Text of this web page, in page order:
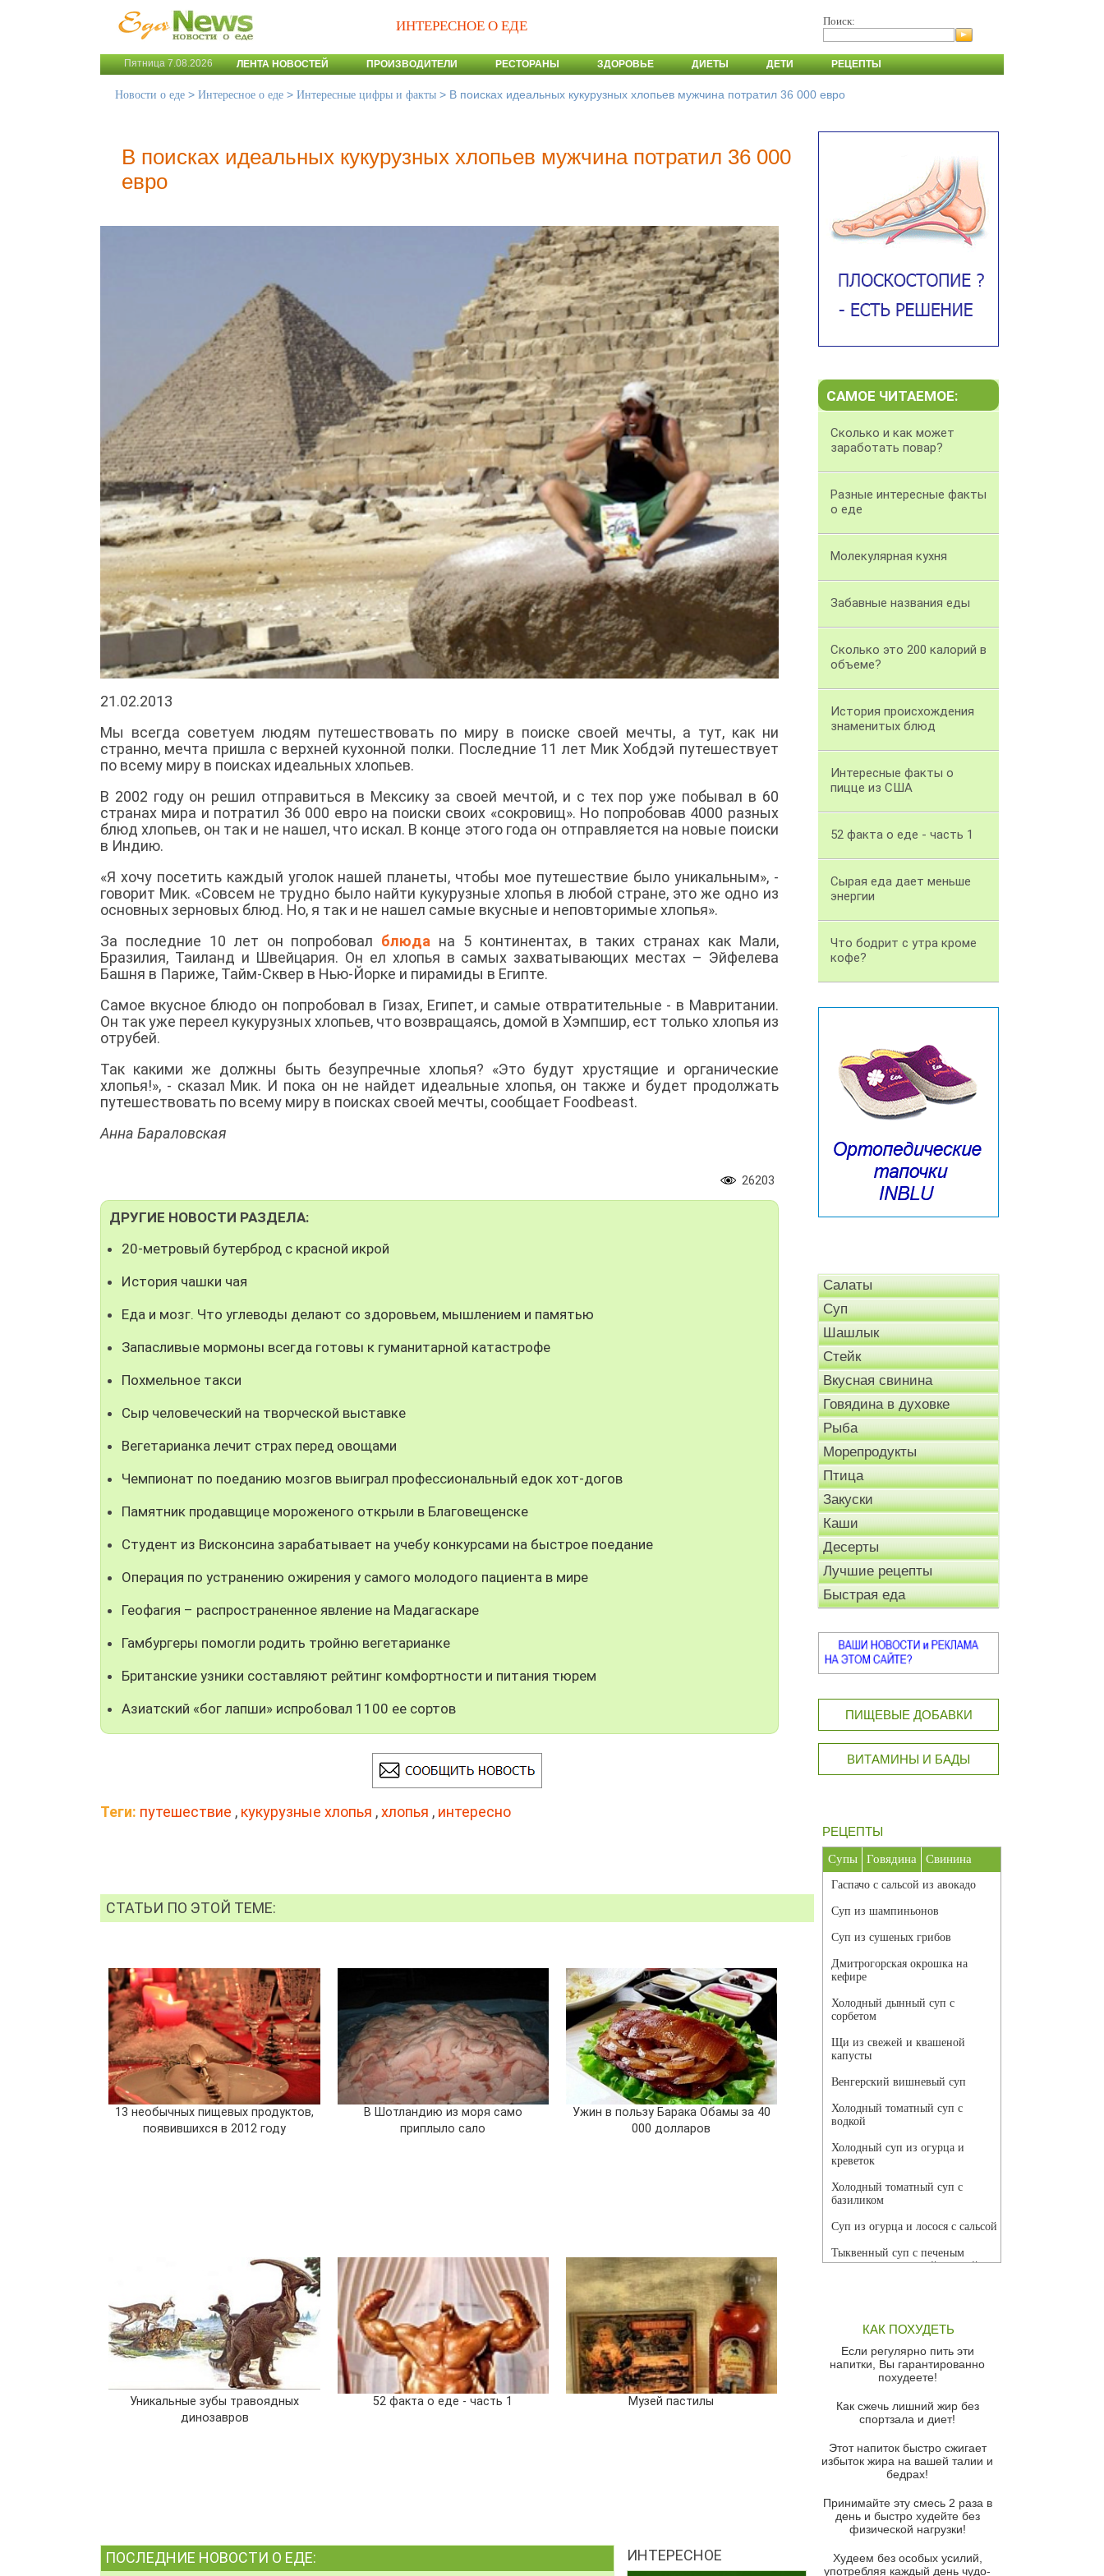
ИНТЕРЕСНОЕ О ЕДЕ Поиск:
Пятница 7.08.2026 ЛЕНТА НОВОСТЕЙ ПРОИЗВОДИТЕЛИ РЕСТОРАНЫ ЗДОРОВЬЕ ДИЕТЫ ДЕТИ РЕЦЕПТЫ
Новости о еде > Интересное о еде > Интересные цифры и факты > В поисках идеальных кукурузных хлопьев мужчина потратил 36 000 евро
В поисках идеальных кукурузных хлопьев мужчина потратил 36 000
евро
21.02.2013
Мы всегда советуем людям путешествовать по миру в поиске своей мечты, а тут, как ни
странно, мечта пришла с верхней кухонной полки. Последние 11 лет Мик Хобдэй путешествует
по всему миру в поисках идеальных хлопьев.
В 2002 году он решил отправиться в Мексику за своей мечтой, и с тех пор уже побывал в 60
странах мира и потратил 36 000 евро на поиски своих «сокровищ». Но попробовав 4000 разных
блюд хлопьев, он так и не нашел, что искал. В конце этого года он отправляется на новые поиски
в Индию.
«Я хочу посетить каждый уголок нашей планеты, чтобы мое путешествие было уникальным», -
говорит Мик. «Совсем не трудно было найти кукурузные хлопья в любой стране, это же одно из
основных зерновых блюд. Но, я так и не нашел самые вкусные и неповторимые хлопья».
За последние 10 лет он попробовал блюда на 5 континентах, в таких странах как Мали,
Бразилия, Таиланд и Швейцария. Он ел хлопья в самых захватывающих местах – Эйфелева
Башня в Париже, Тайм-Сквер в Нью-Йорке и пирамиды в Египте.
Самое вкусное блюдо он попробовал в Гизах, Египет, и самые отвратительные - в Мавритании.
Он так уже переел кукурузных хлопьев, что возвращаясь, домой в Хэмпшир, ест только хлопья из
отрубей.
Так какими же должны быть безупречные хлопья? «Это будут хрустящие и органические
хлопья!», - сказал Мик. И пока он не найдет идеальные хлопья, он также и будет продолжать
путешествовать по всему миру в поисках своей мечты, сообщает Foodbeast.
Анна Бараловская
26203
ДРУГИЕ НОВОСТИ РАЗДЕЛА:
20-метровый бутерброд с красной икрой
История чашки чая
Еда и мозг. Что углеводы делают со здоровьем, мышлением и памятью
Запасливые мормоны всегда готовы к гуманитарной катастрофе
Похмельное такси
Сыр человеческий на творческой выставке
Вегетарианка лечит страх перед овощами
Чемпионат по поеданию мозгов выиграл профессиональный едок хот-догов
Памятник продавщице мороженого открыли в Благовещенске
Студент из Висконсина зарабатывает на учебу конкурсами на быстрое поедание
Операция по устранению ожирения у самого молодого пациента в мире
Геофагия – распространенное явление на Мадагаскаре
Гамбургеры помогли родить тройню вегетарианке
Британские узники составляют рейтинг комфортности и питания тюрем
Азиатский «бог лапши» испробовал 1100 ее сортов
Теги: путешествие , кукурузные хлопья ,хлопья , интересно
СТАТЬИ ПО ЭТОЙ ТЕМЕ:
13 необычных пищевых продуктов,
появившихся в 2012 году
В Шотландию из моря само
приплыло сало
Ужин в пользу Барака Обамы за 40
000 долларов
Уникальные зубы травоядных
динозавров
52 факта о еде - часть 1 Музей пастилы
ПОСЛЕДНИЕ НОВОСТИ О ЕДЕ: ИНТЕРЕСНОЕ
САМОЕ ЧИТАЕМОЕ:
Сколько и как может
заработать повар?
Разные интересные факты
о еде
Молекулярная кухня
Забавные названия еды
Cколько это 200 калорий в
объеме?
История происхождения
знаменитых блюд
Интересные факты о
пицце из США
52 факта о еде - часть 1
Сырая еда дает меньше
энергии
Что бодрит с утра кроме
кофе?
Салаты
Суп
Шашлык
Стейк
Вкусная свинина
Говядина в духовке
Рыба
Морепродукты
Птица
Закуски
Каши
Десерты
Лучшие рецепты
Быстрая еда
ПИЩЕВЫЕ ДОБАВКИ
ВИТАМИНЫ И БАДЫ
РЕЦЕПТЫ
Супы Говядина Свинина
Гаспачо с сальсой из авокадо
Суп из шампиньонов
Суп из сушеных грибов
Дмитрогорская окрошка на
кефире
Холодный дынный суп с
сорбетом
Щи из свежей и квашеной
капусты
Венгерский вишневый суп
Холодный томатный суп с
водкой
Холодный суп из огурца и
креветок
Холодный томатный суп с
базиликом
Суп из огурца и лосося с сальсой
Тыквенный суп с печеным
чесноком и томатной сальсой
красного перца
Парижский луковый суп
Суп из спаржи и горошка с
Суп-крем из цветной капусты
Французский луковый суп
Суп из баклажанов с моцареллой
Грибной крем-суп с кростини с
козьим сыром
Суп мисо с зеленым луком и
тофу
КАК ПОХУДЕТЬ
Если регулярно пить эти
напитки, Вы гарантированно
похудеете!
Как сжечь лишний жир без
спортзала и диет!
Этот напиток быстро сжигает
избыток жира на вашей талии и
бедрах!
Принимайте эту смесь 2 раза в
день и быстро худейте без
физической нагрузки!
Худеем без особых усилий,
употребляя каждый день чудо-